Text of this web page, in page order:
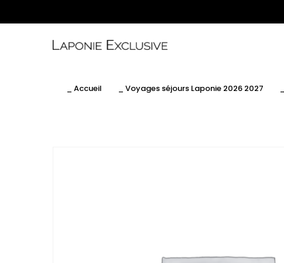
_ Accueil _ Voyages séjours Laponie 2026 2027